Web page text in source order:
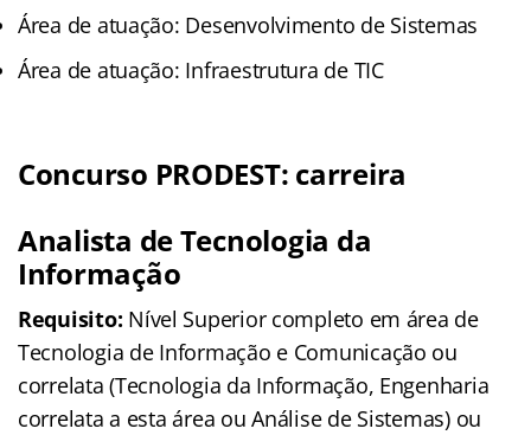
Área de atuação: Desenvolvimento de Sistemas
Área de atuação: Infraestrutura de TIC
Concurso PRODEST: carreira
Analista de Tecnologia da
Informação
Requisito: Nível Superior completo em área de
Tecnologia de Informação e Comunicação ou
correlata (Tecnologia da Informação, Engenharia
correlata a esta área ou Análise de Sistemas) ou